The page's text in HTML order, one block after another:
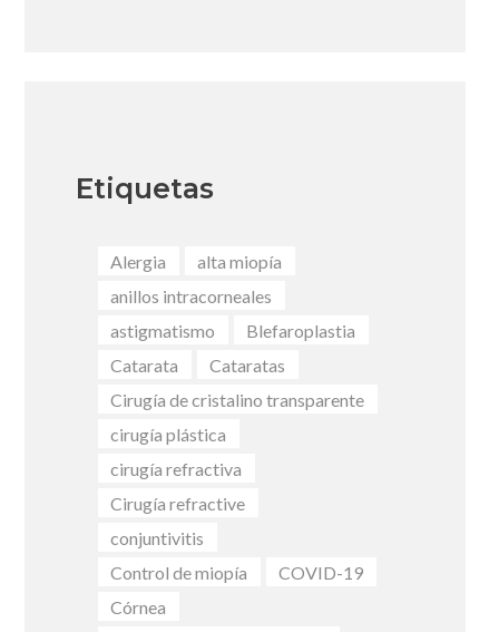
Etiquetas
Alergia
alta miopía
anillos intracorneales
astigmatismo
Blefaroplastia
Catarata
Cataratas
Cirugía de cristalino transparente
cirugía plástica
cirugía refractiva
Cirugía refractive
conjuntivitis
Control de miopía
COVID-19
Córnea